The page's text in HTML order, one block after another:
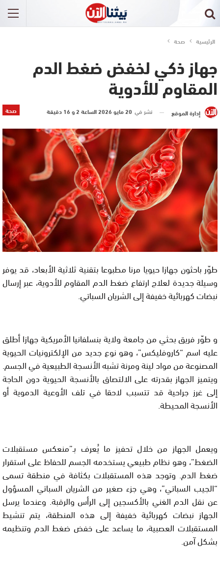
الرئيسية صحة
جهاز ذكي لخفض ضغط الدم
المقاوم للأدوية
صحة إدارة الموقع نشر في 20 مايو 2026 الساعة 2 و 16 دقيقة
طوّر باحثون جهازا حيويا مرنا مطبوعا بتقنية ثلاثية الأبعاد، قد يوفر
وسيلة جديدة لعلاج ارتفاع ضغط الدم المقاوم للأدوية، عبر إرسال
نبضات كهربائية خفيفة إلى الشريان السباتي.
و طوّر فريق بحثي من جامعة ولاية بنسلفانيا الأمريكية جهازا أطلق
عليه اسم “كاروفليكس”، وهو نوع جديد من الإلكترونيات الحيوية
المصنوعة من مواد لينة ومرنة تشبه الأنسجة الطبيعية في الجسم.
ويتميز الجهاز بقدرته على الالتصاق بالأنسجة الحيوية دون الحاجة
إلى غرز جراحية قد تتسبب لاحقا في تلف الأوعية الدموية أو
الأنسجة المحيطة.
ويعمل الجهاز من خلال تحفيز ما يُعرف بـ”منعكس مستقبلات
الضغط”، وهو نظام طبيعي يستخدمه الجسم للحفاظ على استقرار
ضغط الدم. وتوجد هذه المستقبلات بكثافة في منطقة تسمى
“الجيب السباتي”، وهي جزء صغير من الشريان السباتي المسؤول
عن نقل الدم الغني بالأكسجين إلى الرأس والرقبة. وعندما يرسل
الجهاز نبضات كهربائية خفيفة إلى هذه المنطقة، يتم تنشيط
المستقبلات العصبية، ما يساعد على خفض ضغط الدم وتنظيمه
بشكل آمن.